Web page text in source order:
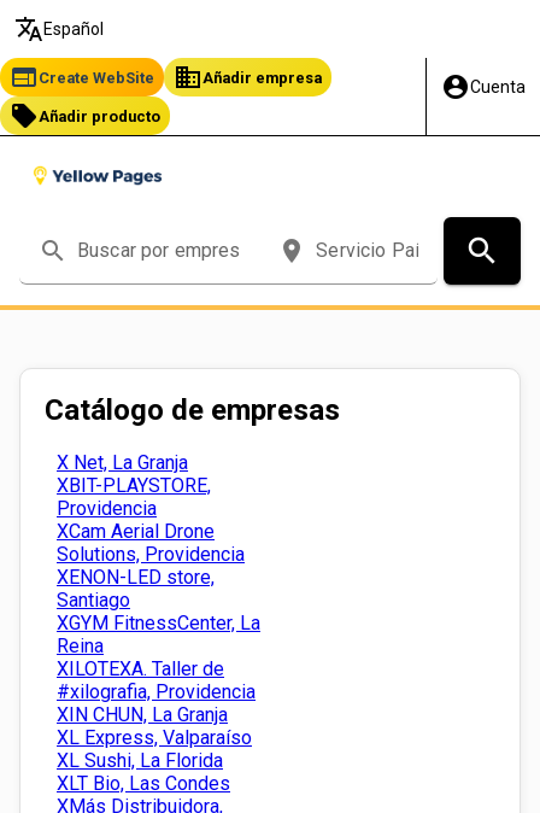
translate Español
web Create WebSite business Añadir empresa
local_offer Añadir producto
account_circleCuenta
search place search
Catálogo de empresas
X Net, La Granja
XBIT-PLAYSTORE,
Providencia
XCam Aerial Drone
Solutions, Providencia
XENON-LED store,
Santiago
XGYM FitnessCenter, La
Reina
XILOTEXA. Taller de
#xilografia, Providencia
XIN CHUN, La Granja
XL Express, Valparaíso
XL Sushi, La Florida
XLT Bio, Las Condes
XMás Distribuidora,